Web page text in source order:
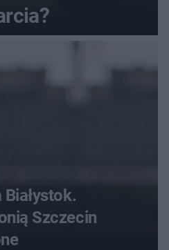
Szczecin